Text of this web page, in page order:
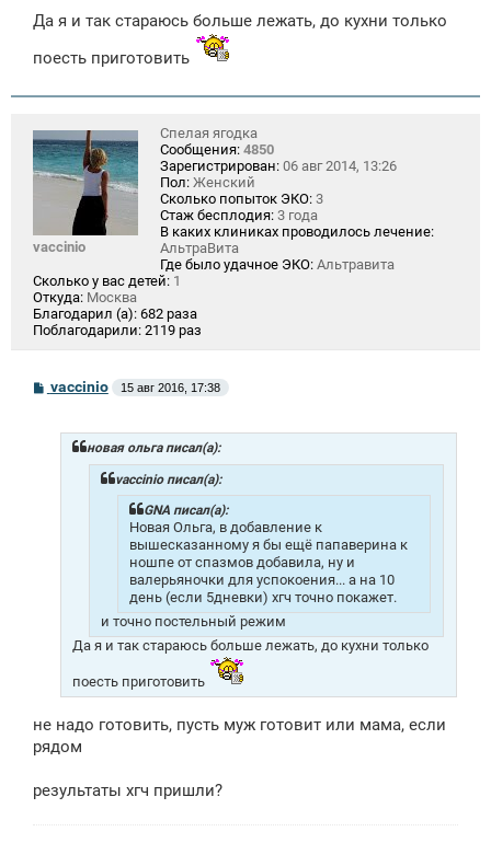
Да я и так стараюсь больше лежать, до кухни только
поесть приготовить
vaccinio
Спелая ягодка
Сообщения: 4850
Зарегистрирован: 06 авг 2014, 13:26
Пол: Женский
Сколько попыток ЭКО: 3
Стаж бесплодия: 3 года
В каких клиниках проводилось лечение:
АльтраВита
Где было удачное ЭКО: Альтравита
Сколько у вас детей: 1
Откуда: Москва
Благодарил (а): 682 раза
Поблагодарили: 2119 раз
Сvaccinio 15 авг 2016, 17:38
новая ольга писал(а):
vaccinio писал(а):
GNA писал(а):
Новая Ольга, в добавление к
вышесказанному я бы ещё папаверина к
ношпе от спазмов добавила, ну и
валерьяночки для успокоения... а на 10
день (если 5дневки) хгч точно покажет.
и точно постельный режим
Да я и так стараюсь больше лежать, до кухни только
поесть приготовить
не надо готовить, пусть муж готовит или мама, если
рядом
результаты хгч пришли?